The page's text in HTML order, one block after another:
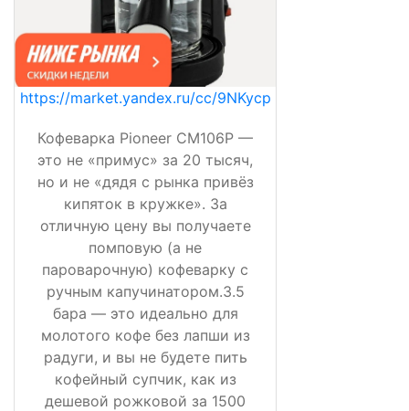
https://market.yandex.ru/cc/9NKycp
Кофеварка Pioneer CM106P —
это не «примус» за 20 тысяч,
но и не «дядя с рынка привёз
кипяток в кружке». За
отличную цену вы получаете
помповую (а не
пароварочную) кофеварку с
ручным капучинатором.3.5
бара — это идеально для
молотого кофе без лапши из
радуги, и вы не будете пить
кофейный супчик, как из
дешевой рожковой за 1500